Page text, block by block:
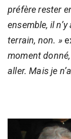
préfère rester
ensemble, il
terrain, non. »
moment
aller. Mais je